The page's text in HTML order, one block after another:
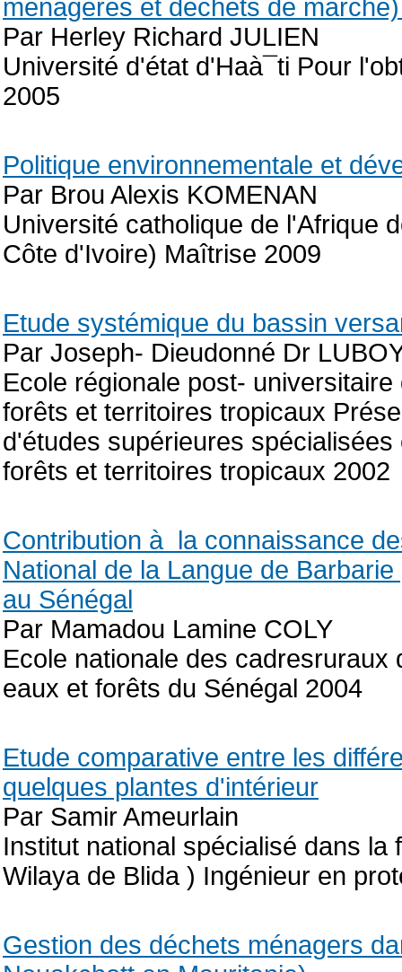
ménagères et déchets de
Par Herley Richard JULIEN
Université d'état d'Haà¯ti Pour
2005
Politique environnementale et
Par Brou Alexis KOMENAN
Université catholique de l'Afrique
Côte d'Ivoire) Maîtrise 2009
Etude systémique du bassin
Par Joseph- Dieudonné Dr
Ecole régionale post-
forêts et territoires tropicaux
d'études supérieures
forêts et territoires tropicaux 2002
Contribution à la connaissance
National de la Langue de
au Sénégal
Par Mamadou Lamine COLY
Ecole nationale des
eaux et forêts du Sénégal 2004
Etude comparative entre les
quelques plantes d'intérieur
Par Samir Ameurlain
Institut national spécialisé dans
Wilaya de Blida ) Ingénieur en
Gestion des déchets ménagers